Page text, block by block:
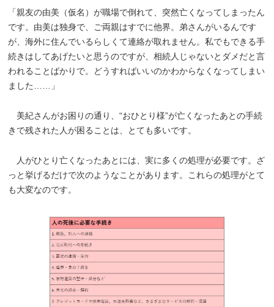
「親友の由美（仮名）が職場で倒れて、突然亡くなってしまったん
です。由美は独身で、ご両親はすでに他界。弟さんがいるんです
が、海外に住んでいるらしくて連絡が取れません。私でもできる手
続きはしてあげたいと思うのですが、相続人じゃないとダメだと言
われることばかりで。どうすればいいのかわからなくなってしまい
ました……」
美紀さんがお困りの通り、“おひとり様”が亡くなったあとの手続
きで残された人が困ることは、とても多いです。
人がひとり亡くなったあとには、実に多くの処理が必要です。ざ
っと挙げるだけで次のようなことがあります。これらの処理がとて
も大変なのです。